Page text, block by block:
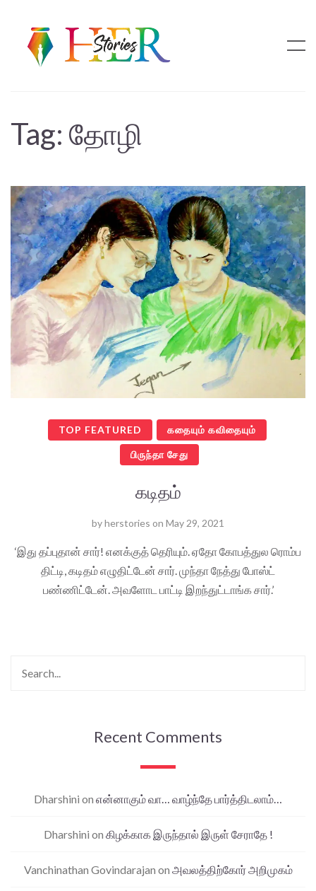
Tag: தோழி
TOP FEATURED கதையும் கவிதையும்
பிருந்தா சேது
கடிதம்
byherstories on May 29, 2021
‘இது தப்புதான் சார்! எனக்குத் தெரியும். ஏதோ கோபத்துல ரொம்ப
திட்டி, கடிதம் எழுதிட்டேன் சார். முந்தா நேத்து போஸ்ட்
பண்ணிட்டேன். அவளோட பாட்டி இறந்துட்டாங்க சார்.’
Recent Comments
Dharshini on என்னாகும் வா… வாழ்ந்தே பார்த்திடலாம்…
Dharshini on கிழக்காக இருந்தால் இருள் சேராதே !
Vanchinathan Govindarajan on அவலத்திற்கோர் அறிமுகம்